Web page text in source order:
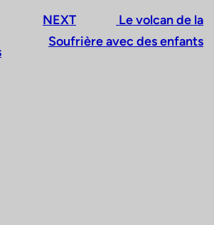
NEXT
Le volcan de la
Soufrière avec des enfants